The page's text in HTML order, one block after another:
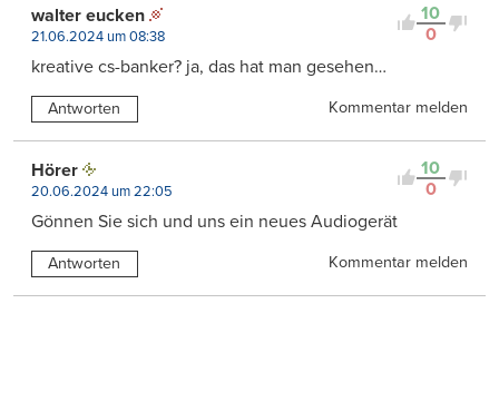
10
0
walter eucken
21.06.2024 um 08:38
kreative cs-banker? ja, das hat man gesehen…
Antworten Kommentar melden
10
0
Hörer
20.06.2024 um 22:05
Gönnen Sie sich und uns ein neues Audiogerät
Antworten Kommentar melden